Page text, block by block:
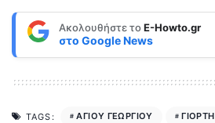
Ακολουθήστε τοE-Howto.gr
στο Google News
TAGS: ΑΓΙΟΥ ΓΕΩΡΓΙΟΥ ΓΙΟΡΤΗ